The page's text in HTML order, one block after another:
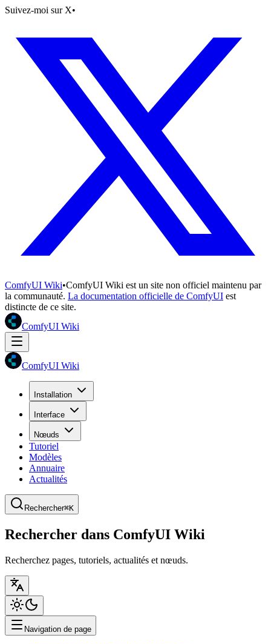
Suivez-moi sur X•
ComfyUI Wiki•ComfyUI Wiki est un site non officiel maintenu par
la communauté. La documentation officielle de ComfyUI est
distincte de ce site.
ComfyUI Wiki
ComfyUI Wiki
Installation
Interface
Nœuds
Tutoriel
Modèles
Annuaire
Actualités
Rechercher⌘K
Rechercher dans ComfyUI Wiki
Recherchez pages, tutoriels, actualités et nœuds.
Navigation de page